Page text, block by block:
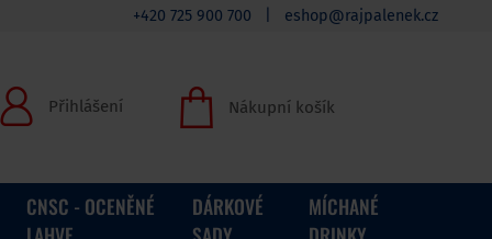
+420 725 900 700 eshop@rajpalenek.cz
Přihlášení Nákupní košík
CNSC - OCENĚNÉ
DÁRKOVÉ
MÍCHANÉ